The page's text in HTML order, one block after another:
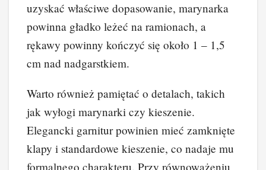
uzyskać właściwe dopasowanie, marynarka
powinna gładko leżeć na ramionach, a
rękawy powinny kończyć się około 1 – 1,5
cm nad nadgarstkiem.
Warto również pamiętać o detalach, takich
jak wyłogi marynarki czy kieszenie.
Elegancki garnitur powinien mieć zamknięte
klapy i standardowe kieszenie, co nadaje mu
formalnego charakteru. Przy równoważeniu